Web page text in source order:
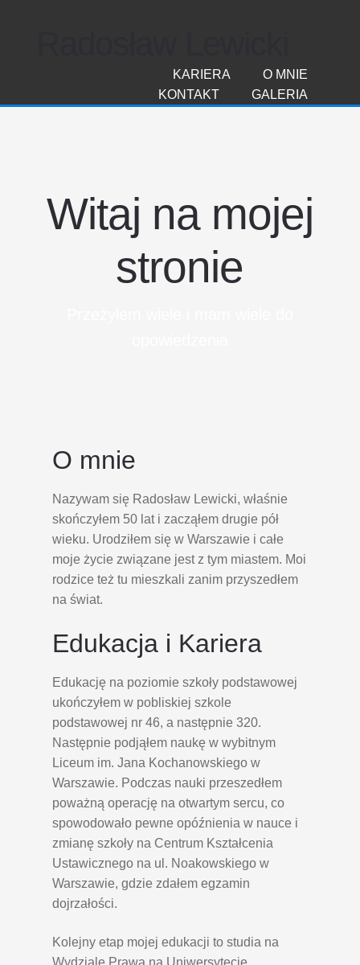
O MNIE
KARIERA
GALERIA
KONTAKT
Witaj na mojej
stronie
O mnie
Nazywam się Radosław Lewicki, właśnie
skończyłem 50 lat i zacząłem drugie pół
wieku. Urodziłem się w Warszawie i całe
moje życie związane jest z tym miastem. Moi
rodzice też tu mieszkali zanim przyszedłem
na świat.
Edukacja i Kariera
Edukację na poziomie szkoły podstawowej
ukończyłem w pobliskiej szkole
podstawowej nr 46, a następnie 320.
Następnie podjąłem naukę w wybitnym
Liceum im. Jana Kochanowskiego w
Warszawie. Podczas nauki przeszedłem
poważną operację na otwartym sercu, co
spowodowało pewne opóźnienia w nauce i
zmianę szkoły na Centrum Kształcenia
Ustawicznego na ul. Noakowskiego w
Warszawie, gdzie zdałem egzamin
dojrzałości.
Kolejny etap mojej edukacji to studia na
Wydziale Prawa na Uniwersytecie